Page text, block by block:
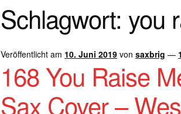
Impro Basic – Download PDF + mp3
Schlagwort: you
Veröffentlicht am 10. Juni 2019 vonsaxbrig —
168 You Raise
Sax Cover –